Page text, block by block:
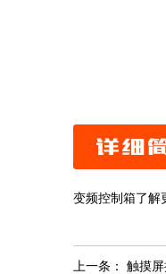
变频控制箱了解
上一条： 触摸